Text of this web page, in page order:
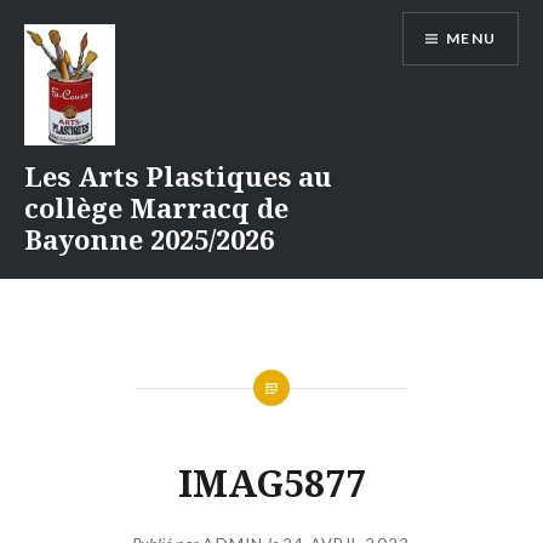
contenu
Les Arts Plastiques au
collège Marracq de
Bayonne 2025/2026
MENU
IMAG5877